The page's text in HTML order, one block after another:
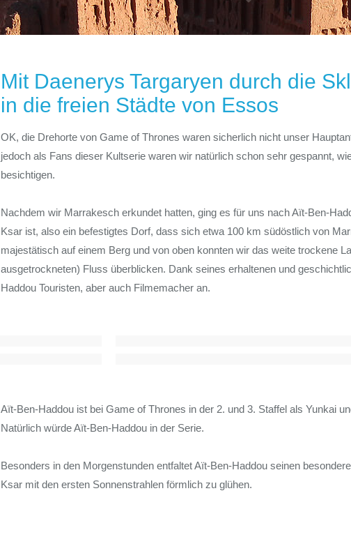
Mit Daenerys Targaryen durch die
in die freien Städte von Essos
OK, die Drehorte von Game of Thrones waren sicherlich nicht unser
jedoch als Fans dieser Kultserie waren wir natürlich schon sehr gespannt,
besichtigen.
Nachdem wir Marrakesch erkundet hatten, ging es für uns nach Aït-Ben-
Ksar ist, also ein befestigtes Dorf, dass sich etwa 100 km südöstlich von
majestätisch auf einem Berg und von oben konnten wir das weite trockene
ausgetrockneten) Fluss überblicken. Dank seines erhaltenen und
Haddou Touristen, aber auch Filmemacher an.
Aït-Ben-Haddou ist bei Game of Thrones in der 2. und 3. Staffel als Yunkai
Natürlich würde Aït-Ben-Haddou in der Serie.
Besonders in den Morgenstunden entfaltet Aït-Ben-Haddou seinen
Ksar mit den ersten Sonnenstrahlen förmlich zu glühen.